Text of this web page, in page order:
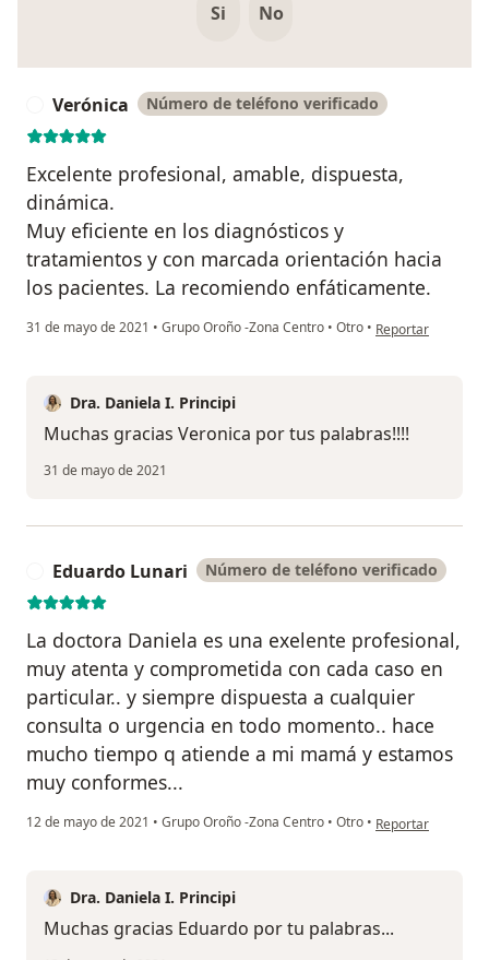
Si No
Verónica Número de teléfono verificado
Excelente profesional, amable, dispuesta,
dinámica.
Muy eficiente en los diagnósticos y
tratamientos y con marcada orientación hacia
los pacientes. La recomiendo enfáticamente.
31 de mayo de 2021 • Grupo Oroño -Zona Centro • Otro • en opinión del
Reportar
Dra. Daniela I. Principi
Muchas gracias Veronica por tus palabras!!!!
31 de mayo de 2021
Eduardo Lunari Número de teléfono verificado
La doctora Daniela es una exelente profesional,
muy atenta y comprometida con cada caso en
particular.. y siempre dispuesta a cualquier
consulta o urgencia en todo momento.. hace
mucho tiempo q atiende a mi mamá y estamos
muy conformes...
12 de mayo de 2021 • Grupo Oroño -Zona Centro • Otro • en opinión del
Reportar
Dra. Daniela I. Principi
Muchas gracias Eduardo por tu palabras...